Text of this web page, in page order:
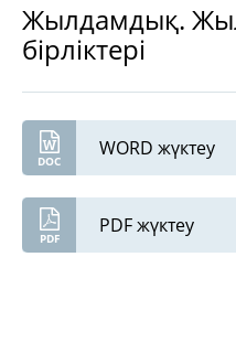
Жылдамдық.
бірліктері
WORD жүктеу
PDF жүктеу